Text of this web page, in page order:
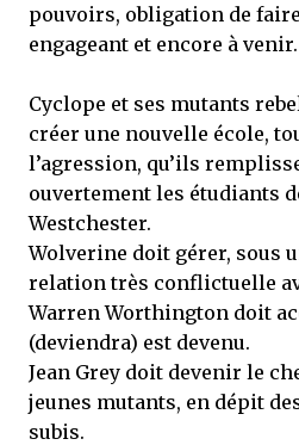
pouvoirs, obligation de
engageant et encore à venir.
Cyclope et ses mutants
créer une nouvelle école,
l’agression, qu’ils
ouvertement les étudiants
Westchester.
Wolverine doit gérer, sous
relation très conflictuelle
Warren Worthington doit
(deviendra) est devenu.
Jean Grey doit devenir le
jeunes mutants, en dépit
subis.